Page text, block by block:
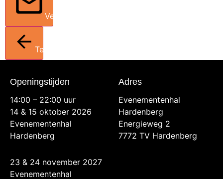
Verstuur
Terug
Openingstijden
14:00 – 22:00 uur
14 & 15 oktober 2026
Evenementenhal
Hardenberg
23 & 24 november 2027
Evenementenhal
Adres
Evenementenhal
Hardenberg
Energieweg 2
7772 TV Hardenberg